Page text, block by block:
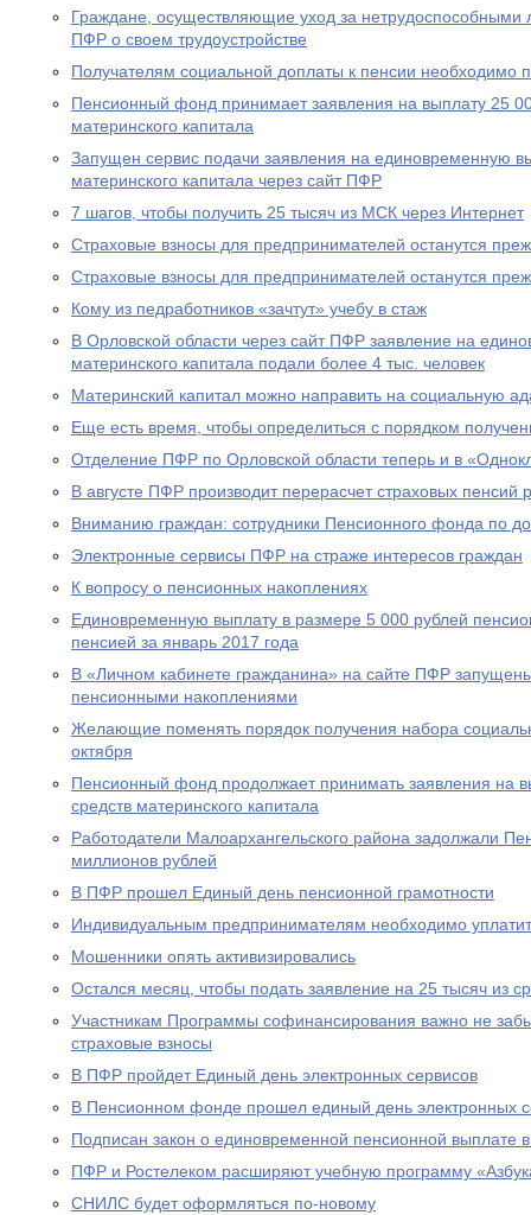
Граждане, осуществляющие уход за
ПФР о своем трудоустройстве
Получателям социальной доплаты к пенсии необходимо
Пенсионный фонд принимает заявления на выплату 25
материнского капитала
Запущен сервис подачи заявления на единовременную
материнского капитала через сайт ПФР
7 шагов, чтобы получить 25 тысяч из МСК через Интернет
Страховые взносы для предпринимателей останутся
Страховые взносы для предпринимателей останутся
Кому из педработников «зачтут» учебу в стаж
В Орловской области через сайт ПФР заявление на
материнского капитала подали более 4 тыс. человек
Материнский капитал можно направить на социальную
Еще есть время, чтобы определиться с порядком
Отделение ПФР по Орловской области теперь и в
В августе ПФР производит перерасчет страховых
Вниманию граждан: сотрудники Пенсионного фонда по
Электронные сервисы ПФР на страже интересов граждан
К вопросу о пенсионных накоплениях
Единовременную выплату в размере 5 000 рублей
пенсией за январь 2017 года
В «Личном кабинете гражданина» на сайте ПФР
пенсионными накоплениями
Желающие поменять порядок получения набора
октября
Пенсионный фонд продолжает принимать заявления на
средств материнского капитала
Работодатели Малоархангельского района задолжали
миллионов рублей
В ПФР прошел Единый день пенсионной грамотности
Индивидуальным предпринимателям необходимо
Мошенники опять активизировались
Остался месяц, чтобы подать заявление на 25 тысяч из
Участникам Программы софинансирования важно не
страховые взносы
В ПФР пройдет Единый день электронных сервисов
В Пенсионном фонде прошел единый день электронных
Подписан закон о единовременной пенсионной выплате
ПФР и Ростелеком расширяют учебную программу
СНИЛС будет оформляться по-новому